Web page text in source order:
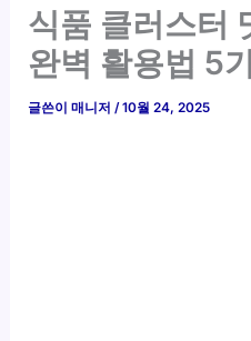
식품 클러스터
완벽 활용법 5
글쓴이매니저/10월 24, 2025